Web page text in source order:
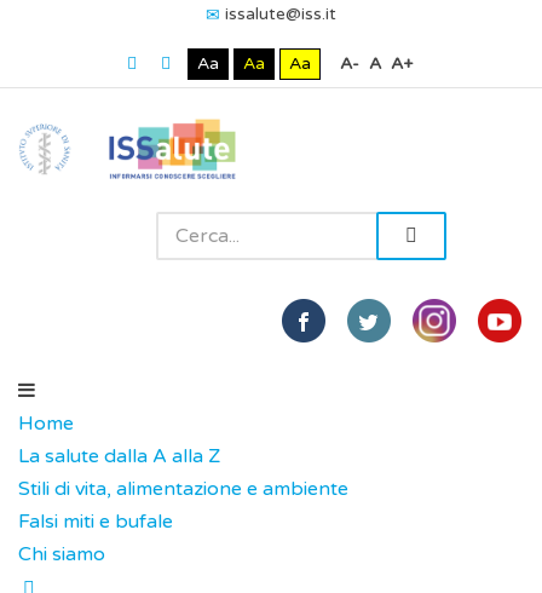
issalute@iss.it
Aa Aa Aa A- A A+
Home
La salute dalla A alla Z
Stili di vita, alimentazione e ambiente
Falsi miti e bufale
Chi siamo